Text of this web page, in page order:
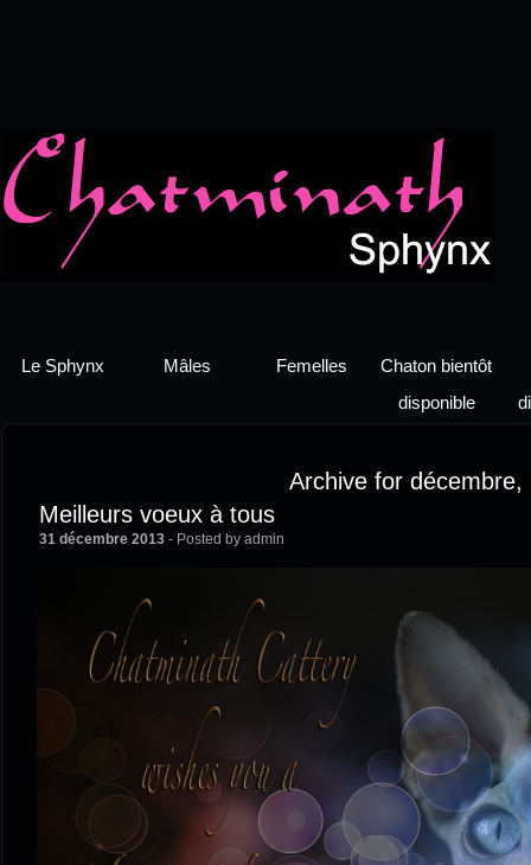
Le Sphynx Mâles Femelles
Chaton bientôt
disponible
Archive for décembre,
Meilleurs voeux à tous
31 décembre 2013- Posted by admin